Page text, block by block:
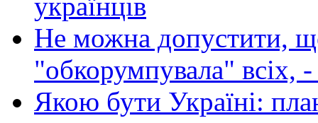
Не можна допустити,
"обкорумпувала" всіх,
Якою бути Україні: